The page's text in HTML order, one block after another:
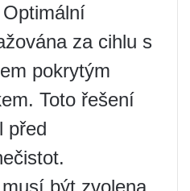
za cihlu s
pokrytým
Toto řešení
před
být zvolena